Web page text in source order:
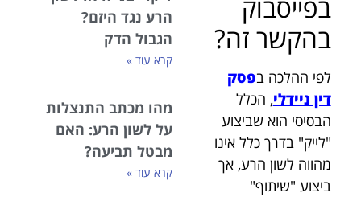
בפייסבוק
בהקשר זה?
לפי ההלכה בפסק
דין ניידלי, הכלל
הבסיסי הוא שביצוע
"לייק" בדרך כלל אינו
מהווה לשון הרע, אך
ביצוע "שיתוף"
הרע נגד היזם?
הגבול הדק
קרא עוד »
מהו מכתב התנצלות
על לשון הרע: האם
מבטל תביעה?
קרא עוד »